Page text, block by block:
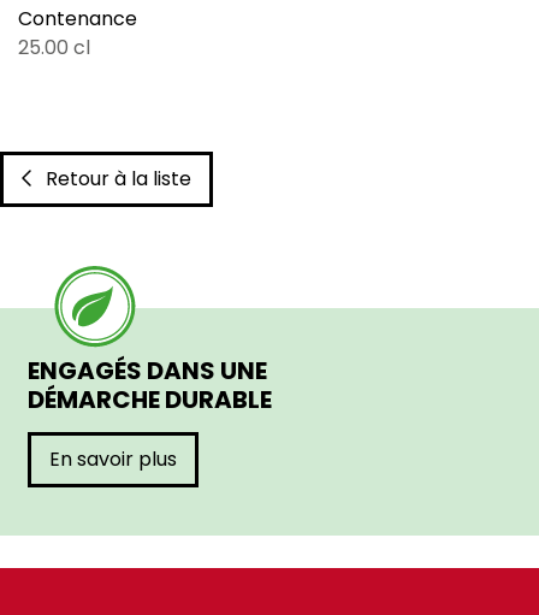
Contenance
25.00 cl
Retour à la liste
ENGAGÉS DANS UNE
DÉMARCHE DURABLE
En savoir plus